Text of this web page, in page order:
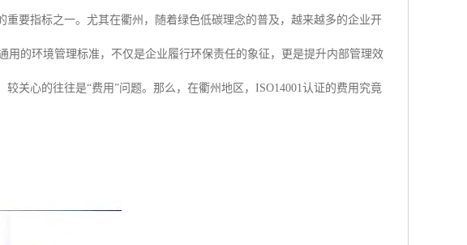
要指标之一。尤其在衢州，随着绿色低碳理念的普及，越来越多的企业开
用的环境管理标准，不仅是企业履行环保责任的象征，更是提升内部管理效
关心的往往是“费用”问题。那么，在衢州地区，ISO14001认证的费用究竟